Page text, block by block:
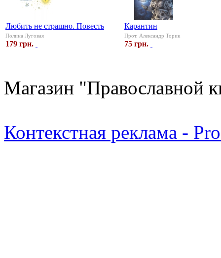
Любить не страшно. Повесть
Полина Луговая
179 грн.
Карантин
Прот. Александр Торик
75 грн.
Магазин "Православной
Контекстная реклама -